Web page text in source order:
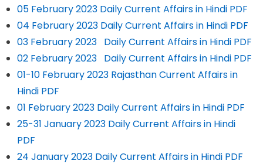
05 February 2023 Daily Current Affairs in Hindi PDF
04 February 2023 Daily Current Affairs in Hindi PDF
03 February 2023 Daily Current Affairs in Hindi PDF
02 February 2023 Daily Current Affairs in Hindi PDF
01-10 February 2023 Rajasthan Current Affairs in
Hindi PDF
01 February 2023 Daily Current Affairs in Hindi PDF
25-31 January 2023 Daily Current Affairs in Hindi
PDF
24 January 2023 Daily Current Affairs in Hindi PDF